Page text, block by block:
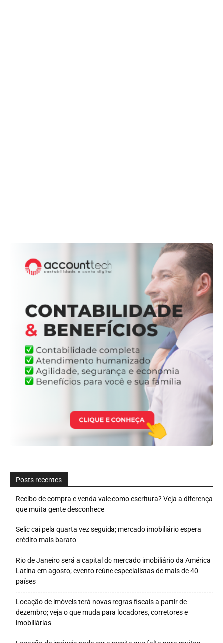
Posts recentes
Recibo de compra e venda vale como escritura? Veja a diferença
que muita gente desconhece
Selic cai pela quarta vez seguida; mercado imobiliário espera
crédito mais barato
Rio de Janeiro será a capital do mercado imobiliário da América
Latina em agosto; evento reúne especialistas de mais de 40
países
Locação de imóveis terá novas regras fiscais a partir de
dezembro; veja o que muda para locadores, corretores e
imobiliárias